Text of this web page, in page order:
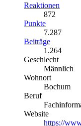
Reaktionen
872
Punkte
7.287
Beiträge
1.264
Geschlecht
Männlich
Wohnort
Bochum
Beruf
Website
https://